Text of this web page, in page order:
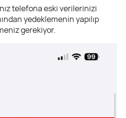
telefona eski verilerinizi
yedeklemenin yapılıp
gerekiyor.